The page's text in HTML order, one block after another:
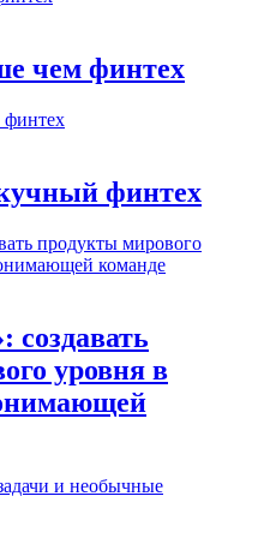
чем финтех
финтех
создавать
уровня в